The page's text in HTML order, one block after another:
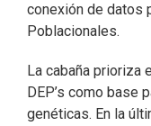
conexión de datos
Poblacionales.
La cabaña
DEP’s como base
genéticas. En la